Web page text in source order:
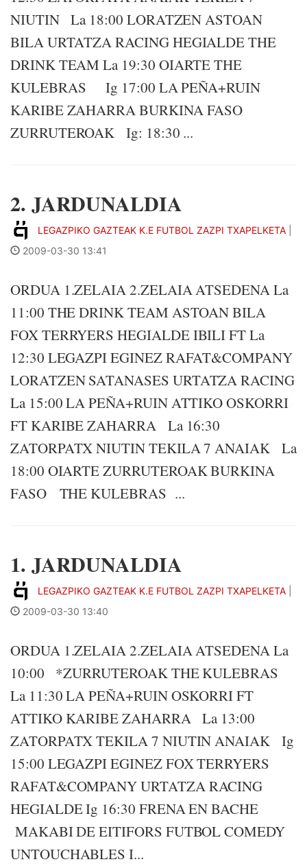
NIUTIN La 18:00 LORATZEN ASTOAN
BILA URTATZA RACING HEGIALDE THE
DRINK TEAM La 19:30 OIARTE THE
KULEBRAS Ig 17:00 LA PEÑA+RUIN
KARIBE ZAHARRA BURKINA FASO
ZURRUTEROAK Ig: 18:30 ...
2. JARDUNALDIA
LEGAZPIKO GAZTEAK K.E FUTBOL ZAZPI TXAPELKETA
2009-03-30 13:41
ORDUA 1.ZELAIA 2.ZELAIA ATSEDENA La
11:00 THE DRINK TEAM ASTOAN BILA
FOX TERRYERS HEGIALDE IBILI FT La
12:30 LEGAZPI EGINEZ RAFAT&COMPANY
LORATZEN SATANASES URTATZA RACING
La 15:00 LA PEÑA+RUIN ATTIKO OSKORRI
FT KARIBE ZAHARRA La 16:30
ZATORPATX NIUTIN TEKILA 7 ANAIAK La
18:00 OIARTE ZURRUTEROAK BURKINA
FASO THE KULEBRAS ...
1. JARDUNALDIA
LEGAZPIKO GAZTEAK K.E FUTBOL ZAZPI TXAPELKETA
2009-03-30 13:40
ORDUA 1.ZELAIA 2.ZELAIA ATSEDENA La
10:00 *ZURRUTEROAK THE KULEBRAS
La 11:30 LA PEÑA+RUIN OSKORRI FT
ATTIKO KARIBE ZAHARRA La 13:00
ZATORPATX TEKILA 7 NIUTIN ANAIAK Ig
15:00 LEGAZPI EGINEZ FOX TERRYERS
RAFAT&COMPANY URTATZA RACING
HEGIALDE Ig 16:30 FRENA EN BACHE
MAKABI DE EITIFORS FUTBOL COMEDY
UNTOUCHABLES I...